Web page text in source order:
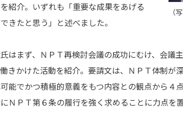
（
紹介。いずれも「重要な成果をあげる
きたと思う」と述べました。
はまず、ＮＰＴ再検討会議の成功にむけ、会議
きかけた活動を紹介。要請文は、ＮＰＴ体制が
能でかつ積極的意義をもつ内容との観点から４
ＮＰＴ第６条の履行を強く求めることに力点を